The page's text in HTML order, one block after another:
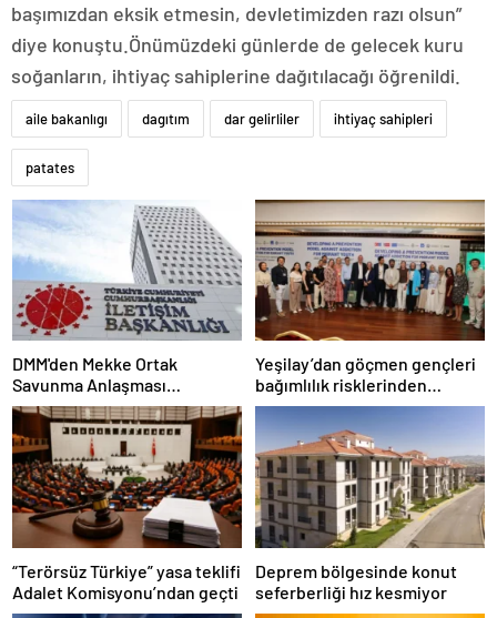
başımızdan eksik etmesin, devletimizden razı olsun”
diye konuştu.Önümüzdeki günlerde de gelecek kuru
soğanların, ihtiyaç sahiplerine dağıtılacağı öğrenildi.
aile bakanlıgı dagıtım dar gelirliler ihtiyaç sahipleri
patates
DMM'den Mekke Ortak
Savunma Anlaşması
iddialarına açıklama
Yeşilay’dan göçmen gençleri
bağımlılık risklerinden
koruyacak uluslararası model
“Terörsüz Türkiye” yasa teklifi
Adalet Komisyonu’ndan geçti
Deprem bölgesinde konut
seferberliği hız kesmiyor